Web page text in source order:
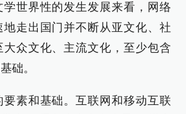
学世界性的发生发展来看，网络
走出国门并不断从亚文化、社
大众文化、主流文化，至少包含
础。
素和基础。互联网和移动互联